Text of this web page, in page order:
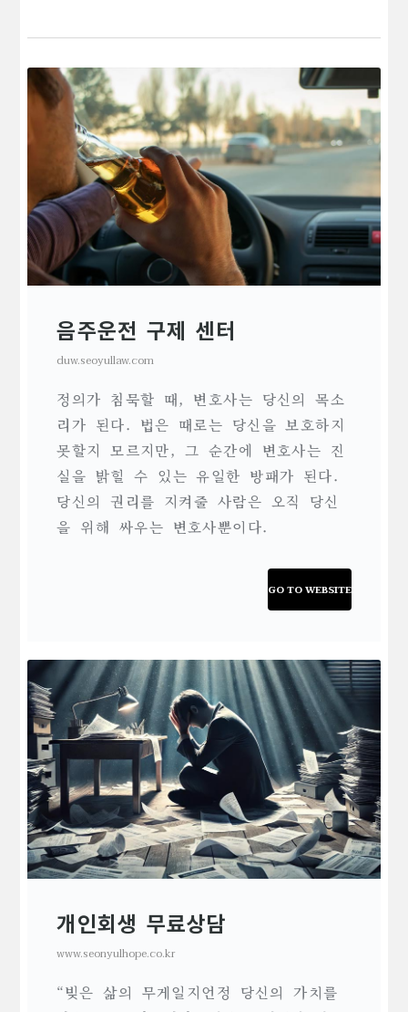
음주운전 구제 센터
duw.seoyullaw.com
정의가 침묵할 때, 변호사는 당신의 목소
리가 된다. 법은 때로는 당신을 보호하지
못할지 모르지만, 그 순간에 변호사는 진
실을 밝힐 수 있는 유일한 방패가 된다.
당신의 권리를 지켜줄 사람은 오직 당신
을 위해 싸우는 변호사뿐이다.
GO TO WEBSITE
개인회생 무료상담
www.seonyulhope.co.kr
“빚은 삶의 무게일지언정 당신의 가치를